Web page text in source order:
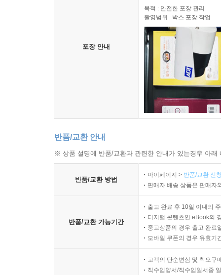
포장 안내
목적 : 안전한 포장 관리
촬영범위 : 박스 포장 작업
반품/교환 안내
※ 상품 설명에 반품/교환과 관련한 안내가 있는경우 아
반품/교환 방법
마이페이지 > 반품/교환 신
판매자 배송 상품은 판매자
반품/교환 가능기간
출고 완료 후 10일 이내의
디지털 콘텐츠인 eBook의
중고상품의 경우 출고 완료
모바일 쿠폰의 경우 유효기
고객의 단순변심 및 착오구
직수입양서/직수입일서중